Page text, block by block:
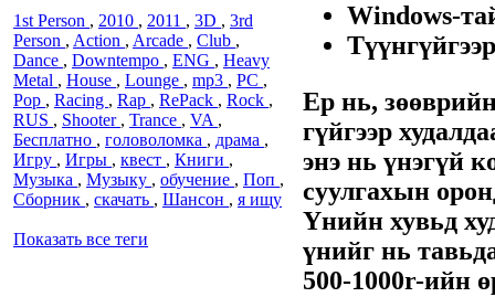
1st Person , 2010 , 2011 , 3D , 3rd
Person , Action , Arcade , Club ,
Dance , Downtempo , ENG , Heavy
Metal , House , Lounge , mp3 , PC ,
Pop , Racing , Rap , RePack , Rock ,
RUS , Shooter , Trance , VA ,
Бесплатно , головоломка , драма ,
Игру , Игры , квест , Книги ,
Музыка , Музыку , обучение , Поп ,
Сборник , скачать , Шансон , я ищу
Показать все теги
Windows-
Түүнгүйгээр
Ер нь,
гүйгээр
энэ нь үнэгүй
суулгахын
Үнийн хувьд
үнийг нь
500-1000r-ийн